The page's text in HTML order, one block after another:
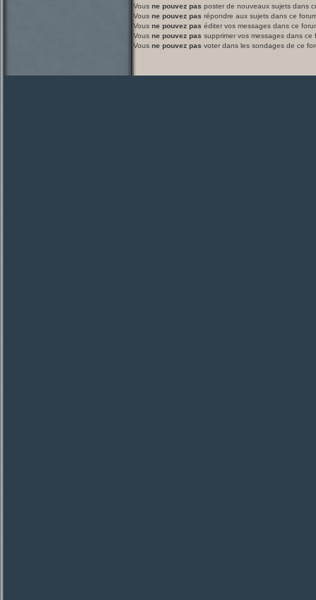
Vous ne pouvez pas poster de nouveaux sujets dans
Vous ne pouvez pas répondre aux sujets dans ce
Vous ne pouvez pas éditer vos messages dans ce
Vous ne pouvez pas supprimer vos messages dans ce
Vous ne pouvez pas voter dans les sondages de ce